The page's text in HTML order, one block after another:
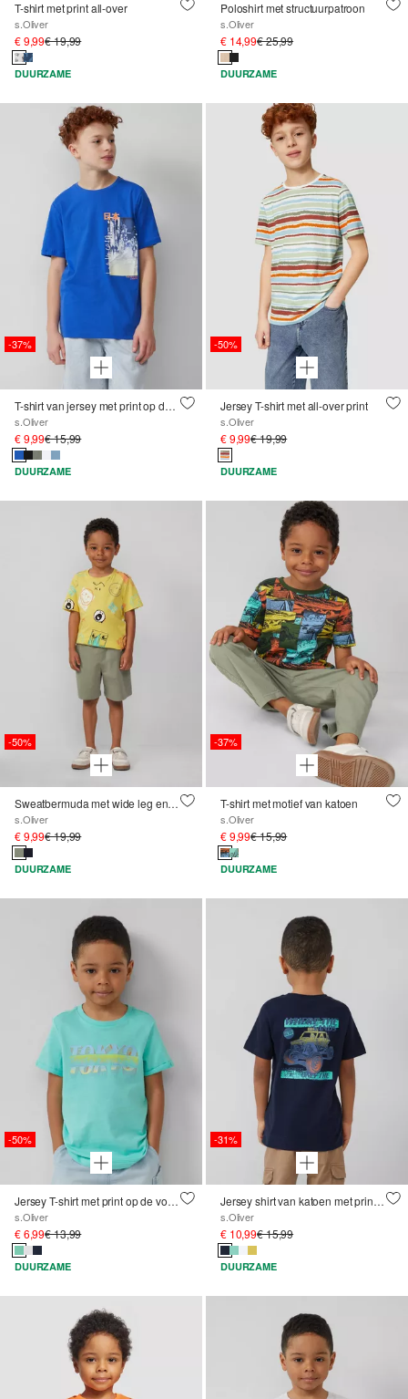
T-shirt met print all-over
s.Oliver
€ 9,99€ 19,99
DUURZAME
Poloshirt met structuurpatroon
s.Oliver
€ 14,99€ 25,99
DUURZAME
-37%
T-shirt van jersey met print op de voorkant
s.Oliver
€ 9,99€ 15,99
DUURZAME
-50%
Jersey T-shirt met all-over print
s.Oliver
€ 9,99€ 19,99
DUURZAME
-50%
Sweatbermuda met wide leg en contrastdetails
s.Oliver
€ 9,99€ 19,99
DUURZAME
-37%
T-shirt met motief van katoen
s.Oliver
€ 9,99€ 15,99
DUURZAME
-50%
Jersey T-shirt met print op de voorkant
s.Oliver
€ 6,99€ 13,99
DUURZAME
-31%
Jersey shirt van katoen met print op de voor- en achterkant
s.Oliver
€ 10,99€ 15,99
DUURZAME